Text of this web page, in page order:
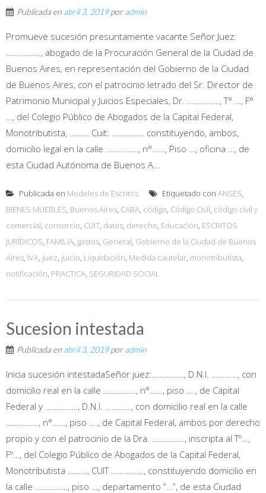
Publicada en abril 3, 2019poradmin
Promueve sucesión presuntamente vacante Señor Juez:
……………., abogado de la Procuración General de la Ciudad de
Buenos Aires, en representación del Gobierno de la Ciudad
de Buenos Aires, con el patrocinio letrado del Sr. Director de
Patrimonio Municipal y Juicios Especiales, Dr. ……………, T° …, F°
…, del Colegio Público de Abogados de la Capital Federal,
Monotributista, ……… Cuit: …………… constituyendo, ambos,
domicilio legal en la calle ……………, n°……, Piso …, oficina …, de
esta Ciudad Autónoma de Buenos A...
Publicada en Modelos de Escritos Etiquetado con ANSES,
BIENES MUEBLES, Buenos Aires, CABA, código, Código Civil, código civil y
comercial, consorcio, CUIT, datos, derecho, Educación, ESCRITOS
JURÍDICOS, FAMILIA, gastos, General, Gobierno de la Ciudad de Buenos
Aires, IVA, juez, juicio, Liquidación, Medida cautelar, monotributista,
notificación, PRACTICA, SEGURIDAD SOCIAL
Sucesion intestada
Publicada en abril 3, 2019poradmin
Inicia sucesión intestadaSeñor juez:……………, D.N.I. …………, con
domicilio real en la calle ……………, n°……, piso …., de Capital
Federal y ……………, D.N.I. …………, con domicilio real en la calle
……………, n°……, piso …., de Capital Federal, ambos por derecho
propio y con el patrocinio de la Dra. ……………, inscripta al Tº…,
Fº…, del Colegio Público de Abogados de la Capital Federal,
Monotributista ………, CUIT ……………, constituyendo domicilio en
la calle ……………, piso …, departamento “…”, de esta Ciudad